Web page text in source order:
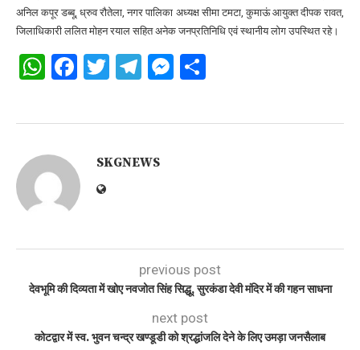
अनिल कपूर डब्बू, ध्रुव रौतेला, नगर पालिका अध्यक्ष सीमा टमटा, कुमाऊं आयुक्त दीपक रावत,
जिलाधिकारी ललित मोहन रयाल सहित अनेक जनप्रतिनिधि एवं स्थानीय लोग उपस्थित रहे।
WhatsApp
Facebook
Twitter
Telegram
Messenger
SKGNEWS
previous post
देवभूमि की दिव्यता में खोए नवजोत सिंह सिद्धू, सुरकंडा देवी मंदिर में की गहन साधना
next post
कोटद्वार में स्व. भुवन चन्द्र खण्डूडी को श्रद्धांजलि देने के लिए उमड़ा जनसैलाब